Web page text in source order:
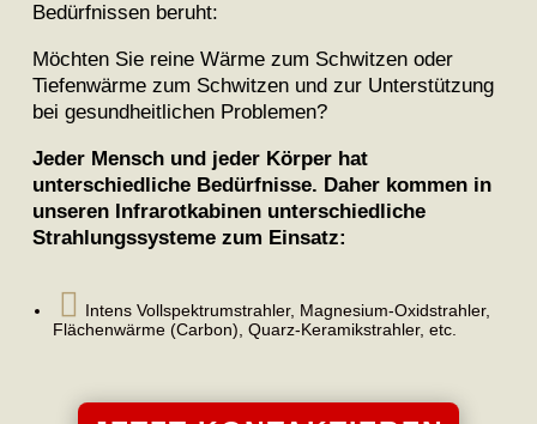
Bedürfnissen beruht:
Möchten Sie reine Wärme zum Schwitzen oder
Tiefenwärme zum Schwitzen und zur Unterstützung
bei gesundheitlichen Problemen?
Jeder Mensch und jeder Körper hat
unterschiedliche Bedürfnisse. Daher kommen in
unseren Infrarotkabinen unterschiedliche
Strahlungssysteme zum Einsatz:
 Intens Vollspektrumstrahler, Magnesium-Oxidstrahler,
Flächenwärme (Carbon), Quarz-Keramikstrahler, etc.